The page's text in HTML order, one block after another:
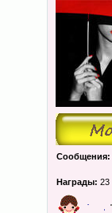
Сообщения:
Награды: 23